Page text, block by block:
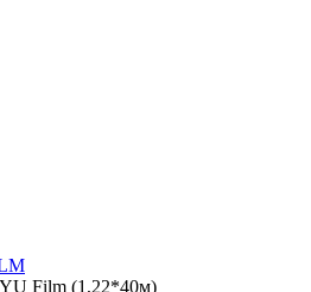
Film (1,22*40м)